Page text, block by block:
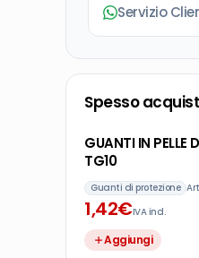
Servizio
Spesso
GUANTI IN
TG10
Guanti di protezione
1,42€IVA incl.
Aggiungi